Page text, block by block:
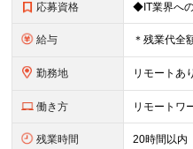
応募資格
給与
勤務地
働き方 リモートワ
残業時間 20時間以内